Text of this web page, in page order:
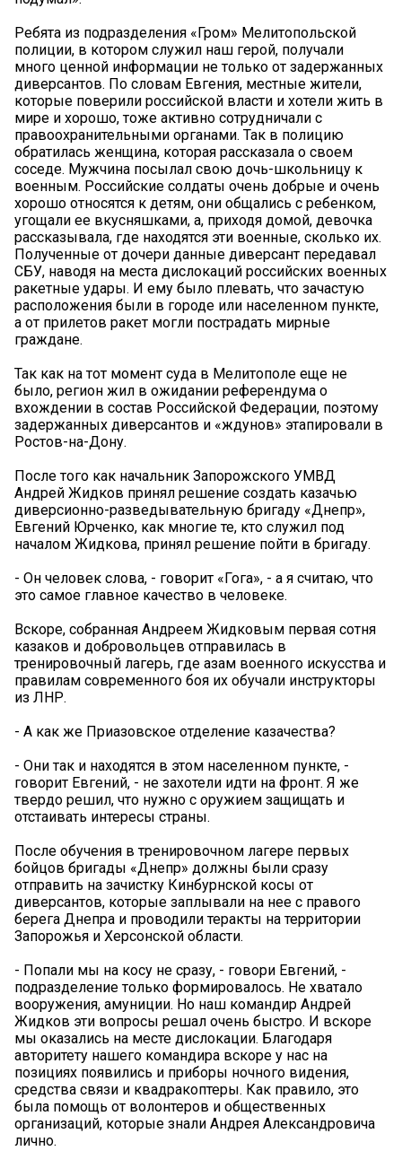
Ребята из подразделения «Гром» Мелитопольской
полиции, в котором служил наш герой, получали
много ценной информации не только от задержанных
диверсантов. По словам Евгения, местные жители,
которые поверили российской власти и хотели жить в
мире и хорошо, тоже активно сотрудничали с
правоохранительными органами. Так в полицию
обратилась женщина, которая рассказала о своем
соседе. Мужчина посылал свою дочь-школьницу к
военным. Российские солдаты очень добрые и очень
хорошо относятся к детям, они общались с ребенком,
угощали ее вкусняшками, а, приходя домой, девочка
рассказывала, где находятся эти военные, сколько их.
Полученные от дочери данные диверсант передавал
СБУ, наводя на места дислокаций российских военных
ракетные удары. И ему было плевать, что зачастую
расположения были в городе или населенном пункте,
а от прилетов ракет могли пострадать мирные
граждане.
Так как на тот момент суда в Мелитополе еще не
было, регион жил в ожидании референдума о
вхождении в состав Российской Федерации, поэтому
задержанных диверсантов и «ждунов» этапировали в
Ростов-на-Дону.
После того как начальник Запорожского УМВД
Андрей Жидков принял решение создать казачью
диверсионно-разведывательную бригаду «Днепр»,
Евгений Юрченко, как многие те, кто служил под
началом Жидкова, принял решение пойти в бригаду.
- Он человек слова, - говорит «Гога», - а я считаю, что
это самое главное качество в человеке.
Вскоре, собранная Андреем Жидковым первая сотня
казаков и добровольцев отправилась в
тренировочный лагерь, где азам военного искусства и
правилам современного боя их обучали инструкторы
из ЛНР.
- А как же Приазовское отделение казачества?
- Они так и находятся в этом населенном пункте, -
говорит Евгений, - не захотели идти на фронт. Я же
твердо решил, что нужно с оружием защищать и
отстаивать интересы страны.
После обучения в тренировочном лагере первых
бойцов бригады «Днепр» должны были сразу
отправить на зачистку Кинбурнской косы от
диверсантов, которые заплывали на нее с правого
берега Днепра и проводили теракты на территории
Запорожья и Херсонской области.
- Попали мы на косу не сразу, - говори Евгений, -
подразделение только формировалось. Не хватало
вооружения, амуниции. Но наш командир Андрей
Жидков эти вопросы решал очень быстро. И вскоре
мы оказались на месте дислокации. Благодаря
авторитету нашего командира вскоре у нас на
позициях появились и приборы ночного видения,
средства связи и квадракоптеры. Как правило, это
была помощь от волонтеров и общественных
организаций, которые знали Андрея Александровича
лично.